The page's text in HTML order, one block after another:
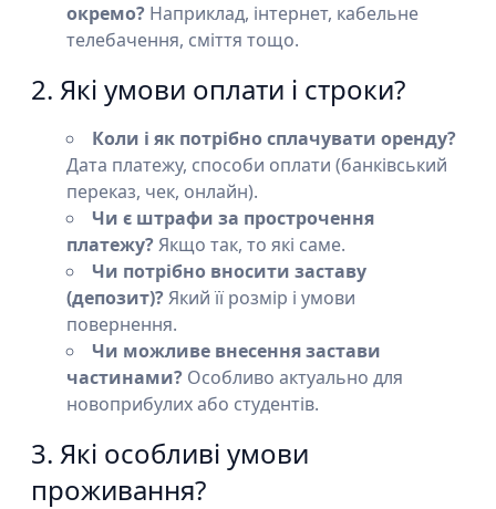
окремо? Наприклад, інтернет, кабельне
телебачення, сміття тощо.
2. Які умови оплати і строки?
Коли і як потрібно сплачувати оренду?
Дата платежу, способи оплати (банківський
переказ, чек, онлайн).
Чи є штрафи за прострочення
платежу?Якщо так, то які саме.
Чи потрібно вносити заставу
(депозит)?Який її розмір і умови
повернення.
Чи можливе внесення застави
частинами? Особливо актуально для
новоприбулих або студентів.
3. Які особливі умови
проживання?